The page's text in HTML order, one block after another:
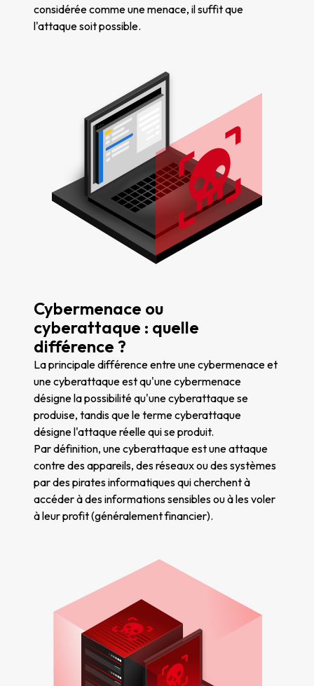
considérée comme une menace, il suffit que
l'attaque soit possible.
Cybermenace ou
cyberattaque : quelle
différence ?
La principale différence entre une cybermenace et
une cyberattaque est qu'une cybermenace
désigne la possibilité qu'une cyberattaque se
produise, tandis que le terme cyberattaque
désigne l'attaque réelle qui se produit.
Par définition, une cyberattaque est une attaque
contre des appareils, des réseaux ou des systèmes
par des pirates informatiques qui cherchent à
accéder à des informations sensibles ou à les voler
à leur profit (généralement financier).